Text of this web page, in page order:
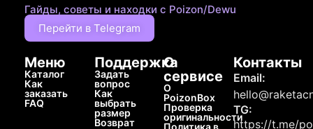
Гайды, советы и находки с Poizon/Dewu
Перейти в Telegram
Меню
Каталог
Как
заказать
FAQ
Поддержка
Задать
вопрос
Как
выбрать
размер
Возврат
О
сервисе
О
PoizonBox
Проверка
оригинальности
Политика в
Контакты
Email:
TG:
https://t.me/